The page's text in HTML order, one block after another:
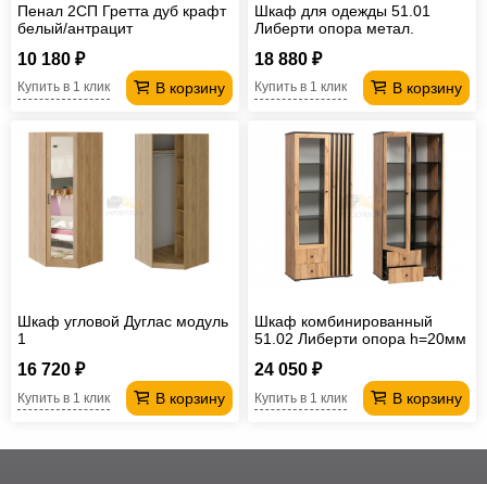
Пенал 2СП Гретта дуб крафт
белый/антрацит
10 180 ₽
В корзину
Купить в 1 клик
Шкаф для одежды 51.01
Либерти опора метал.
18 880 ₽
В корзину
Купить в 1 клик
Шкаф угловой Дуглас модуль
1
16 720 ₽
В корзину
Купить в 1 клик
Шкаф комбинированный
51.02 Либерти опора h=20мм
24 050 ₽
В корзину
Купить в 1 клик